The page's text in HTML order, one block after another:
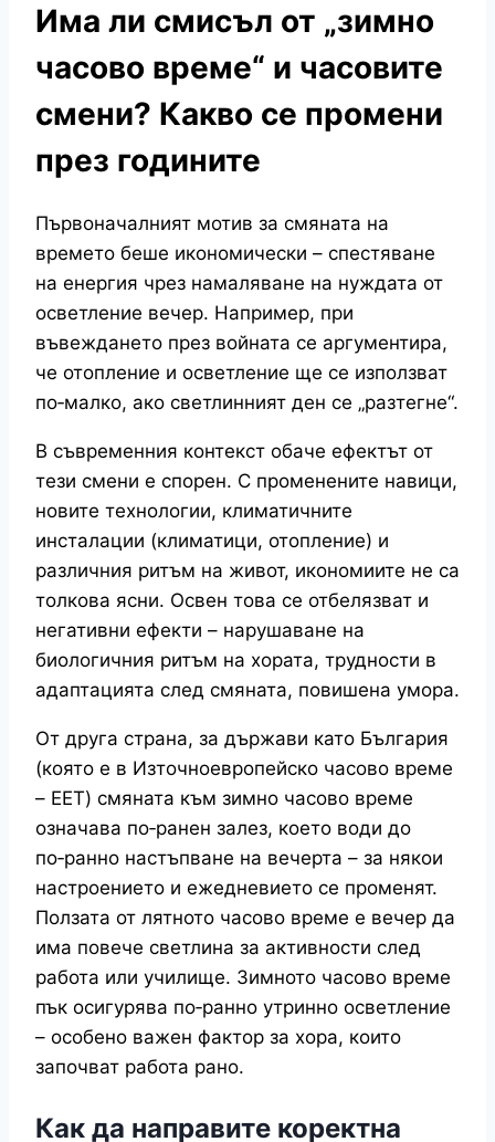
Има ли смисъл от „зимно
часово време“ и часовите
смени? Какво се промени
през годините
Първоначалният мотив за смяната на
времето беше икономически – спестяване
на енергия чрез намаляване на нуждата от
осветление вечер. Например, при
въвеждането през войната се аргументира,
че отопление и осветление ще се използват
по‑малко, ако светлинният ден се „разтегне“.
В съвременния контекст обаче ефектът от
тези смени е спорен. С променените навици,
новите технологии, климатичните
инсталации (климатици, отопление) и
различния ритъм на живот, икономиите не са
толкова ясни. Освен това се отбелязват и
негативни ефекти – нарушаване на
биологичния ритъм на хората, трудности в
адаптацията след смяната, повишена умора.
От друга страна, за държави като България
(която е в Източноевропейско часово време
– EET) смяната към зимно часово време
означава по‑ранен залез, което води до
по‑ранно настъпване на вечерта – за някои
настроението и ежедневието се променят.
Ползата от лятното часово време е вечер да
има повече светлина за активности след
работа или училище. Зимното часово време
пък осигурява по‑ранно утринно осветление
– особено важен фактор за хора, които
започват работа рано.
Как да направите коректна